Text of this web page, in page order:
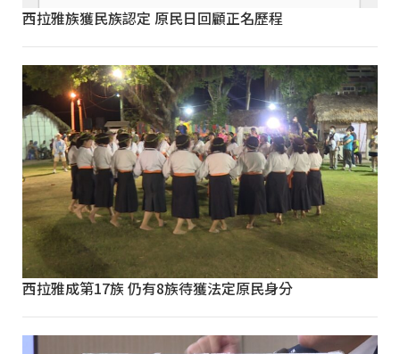
西拉雅族獲民族認定 原民日回顧正名歷程
西拉雅成第17族 仍有8族待獲法定原民身分